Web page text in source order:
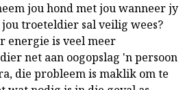
jou hond met jou wanneer jy
troeteldier sal veilig wees?
energie is veel meer
net aan oogopslag 'n persoon
die probleem is maklik om te